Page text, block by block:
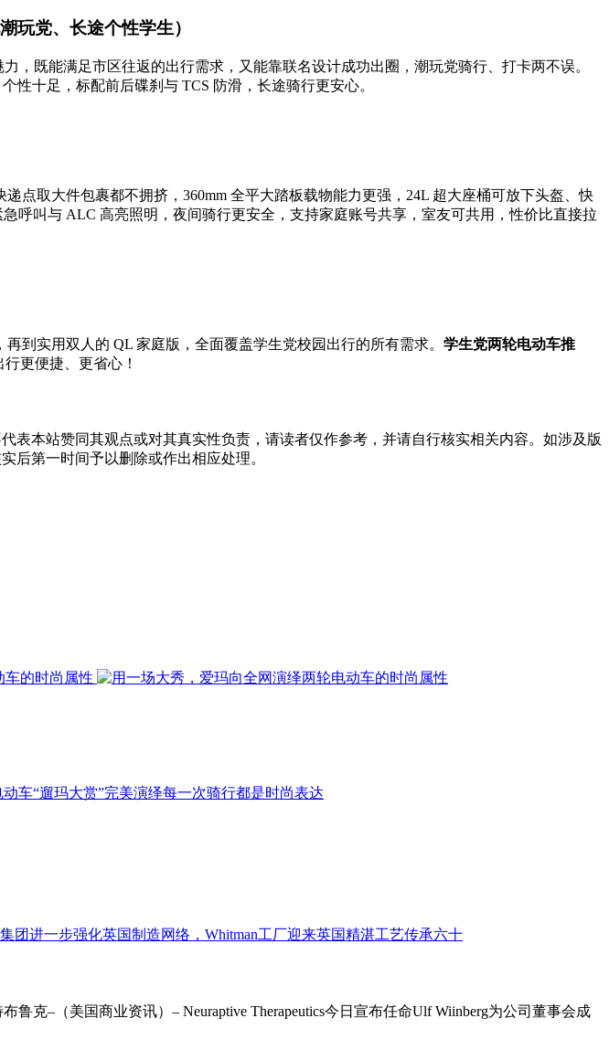
玩党、长途个性学生）
，既能满足市区往返的出行需求，又能靠联名设计成功出圈，潮玩党骑行、打卡两不误。
十足，标配前后碟刹与 TCS 防滑，长途骑行更安心。
点取大件包裹都不拥挤，360mm 全平大踏板载物能力更强，24L 超大座桶可放下头盔、快
呼叫与 ALC 高亮照明，夜间骑行更安全，支持家庭账号共享，室友可共用，性价比直接拉
到实用双人的 QL 家庭版，全面覆盖学生党校园出行的所有需求。 学生党两轮电动车推
更便捷、更省心！
表本站赞同其观点或对其真实性负责，请读者仅作参考，并请自行核实相关内容。如涉及版
后第一时间予以删除或作出相应处理。
克–（美国商业资讯）– Neuraptive Therapeutics今日宣布任命Ulf Wiinberg为公司董事会成